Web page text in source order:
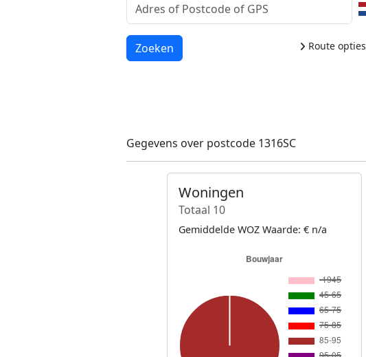
Route opties
Laden...
Zoeken
Gegevens over postcode 1316SC
Woningen
Totaal 10
Gemiddelde WOZ Waarde: € n/a